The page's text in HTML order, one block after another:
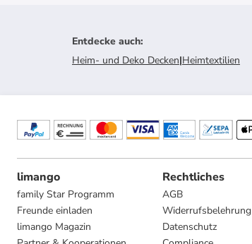
Entdecke auch:
Heim- und Deko Decken|Heimtextilien
limango
family Star Programm
Freunde einladen
limango Magazin
Rechtliches
AGB
Widerrufsbelehrung
Datenschutz